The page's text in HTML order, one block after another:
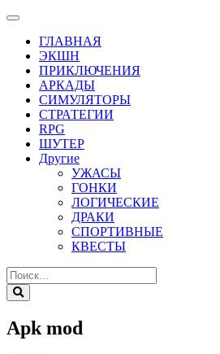
ГЛАВНАЯ
ЭКШН
ПРИКЛЮЧЕНИЯ
АРКАДЫ
СИМУЛЯТОРЫ
СТРАТЕГИИ
RPG
ШУТЕР
Другие
УЖАСЫ
ГОНКИ
ЛОГИЧЕСКИЕ
ДРАКИ
СПОРТИВНЫЕ
КВЕСТЫ
Apk mod